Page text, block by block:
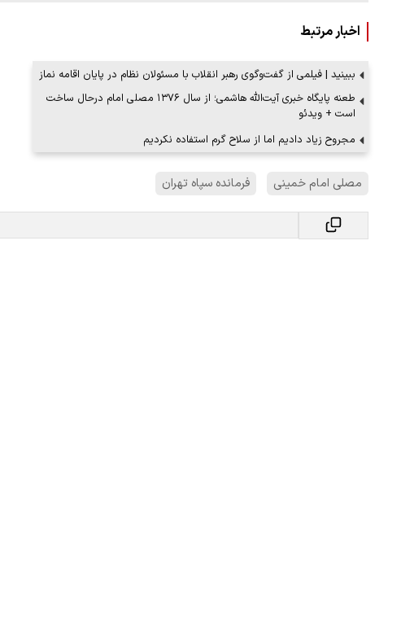
اخبار مرتبط
ببینید | فیلمی از گفت‌وگوی رهبر انقلاب با مسئولان نظام در پایان اقامه نماز
طعنه پایگاه خبری آیت‌الله هاشمی؛ از سال ۱۳۷۶ مصلی امام درحال ساخت
است + ویدئو
مجروح زیاد دادیم اما از سلاح گرم استفاده نکردیم
مصلی امام خمینی فرمانده سپاه تهران